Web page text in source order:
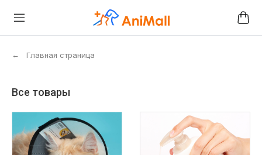
← Главная страница
Все товары